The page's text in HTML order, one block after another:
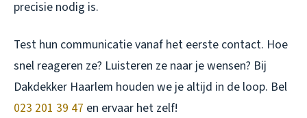
precisie nodig is.
Test hun communicatie vanaf het eerste contact. Hoe
snel reageren ze? Luisteren ze naar je wensen? Bij
Dakdekker Haarlem houden we je altijd in de loop. Bel
023 201 39 47 en ervaar het zelf!